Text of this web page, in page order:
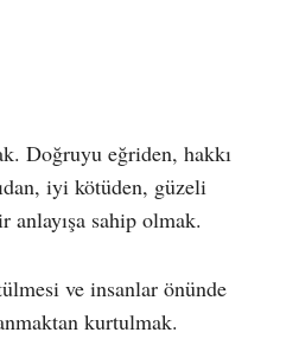
Doğruyu eğriden, hakkı
iyi kötüden, güzeli
anlayışa sahip olmak.
ve insanlar önünde
kurtulmak.